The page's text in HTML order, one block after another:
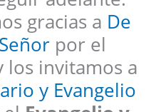
gracias a De
por el
los invitamos a
y Evangelio